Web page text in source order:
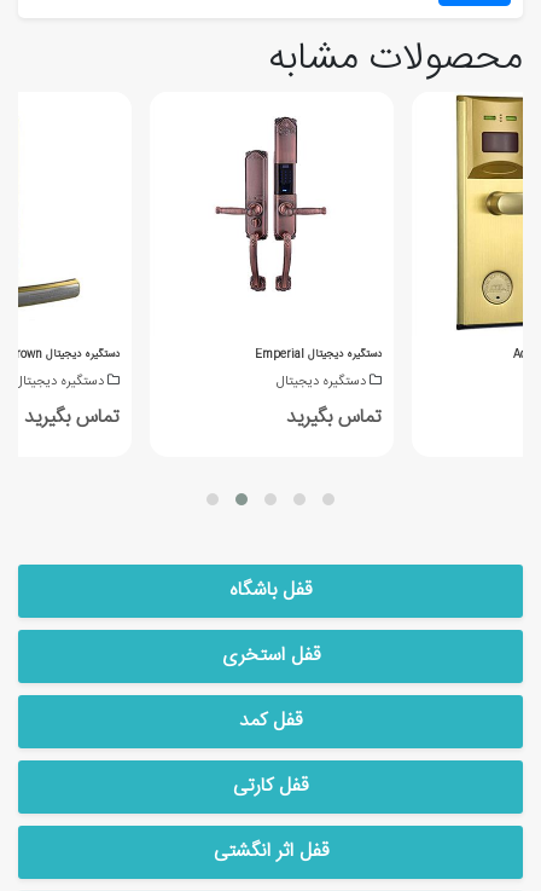
محصولات مشابه
دستگیره دیجیتال Crown
دستگیره دیجیتال
تماس بگیرید
دستگیره دیجیتال Emperial
دستگیره دیجیتال
تماس بگیرید
قفل باشگاه
قفل استخری
قفل کمد
قفل کارتی
قفل اثر انگشتی